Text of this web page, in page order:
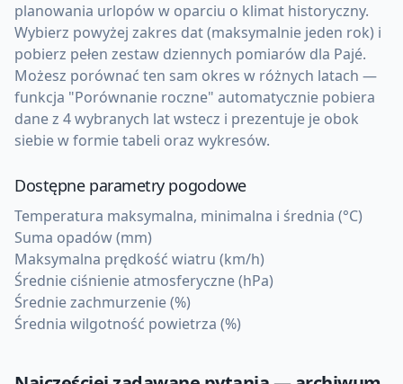
planowania urlopów w oparciu o klimat historyczny.
Wybierz powyżej zakres dat (maksymalnie jeden rok) i
pobierz pełen zestaw dziennych pomiarów dla Pajé.
Możesz porównać ten sam okres w różnych latach —
funkcja "Porównanie roczne" automatycznie pobiera
dane z 4 wybranych lat wstecz i prezentuje je obok
siebie w formie tabeli oraz wykresów.
Dostępne parametry pogodowe
Temperatura maksymalna, minimalna i średnia (°C)
Suma opadów (mm)
Maksymalna prędkość wiatru (km/h)
Średnie ciśnienie atmosferyczne (hPa)
Średnie zachmurzenie (%)
Średnia wilgotność powietrza (%)